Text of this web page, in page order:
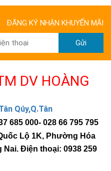
ĐĂNG KÝ NHẬN KHUYẾN MÃI
Gửi
DV HOÀNG
Qúy,Q.Tân
685 000- 028 66 795 795
Lộ 1K, Phường Hóa
Nai. Điện thoại: 0938 259